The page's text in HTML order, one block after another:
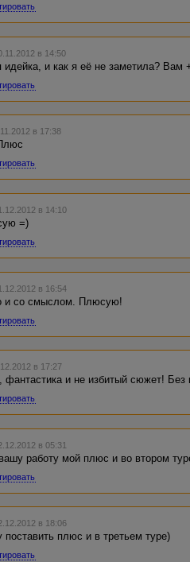
в 14:50
идейка, и как я её не заметила? Вам
в 17:38
в 14:10
=)
в 16:54
и со смыслом. Плюсую!
в 17:27
и не избитый сюжет!
в 05:31
работу мой плюс и во втором
в 18:06
поставить плюс и в третьем туре)